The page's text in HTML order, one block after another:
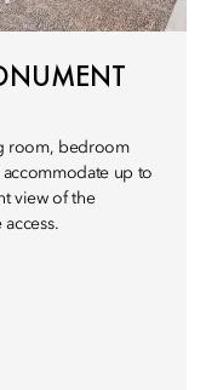
room, bedroom
up to
view of the